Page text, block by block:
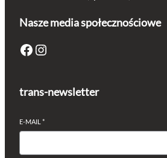
Nasze media społecznościowe
Facebook Instagram
trans-newsletter
E-MAIL *